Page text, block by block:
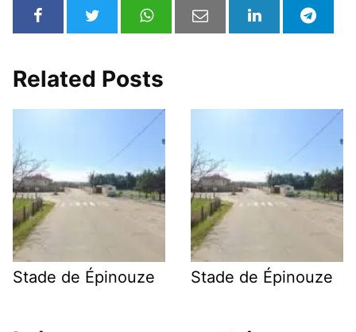
Related Posts
Stade de Épinouze Stade de Épinouze